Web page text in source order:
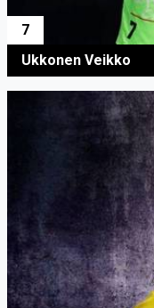
7
Ukkonen Veikko